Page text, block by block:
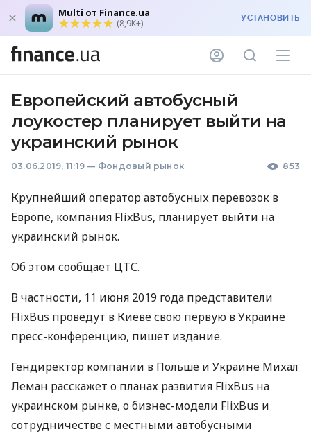
Multi от Finance.ua
(8,9K+) УСТАНОВИТЬ
Европейский автобусный
лоукостер планирует выйти на
украинский рынок
03.06.2019, 11:19 — Фондовый рынок 853
Крупнейший оператор автобусных перевозок в
Европе, компания FlixBus, планирует выйти на
украинский рынок.
Об этом сообщает ЦТС.
В частности, 11 июня 2019 года представители
FlixBus проведут в Киеве свою первую в Украине
пресс-конференцию, пишет издание.
Гендиректор компании в Польше и Украине Михал
Леман расскажет о планах развития FlixBus на
украинском рынке, о бизнес-модели FlixBus и
сотрудничестве с местными автобусными